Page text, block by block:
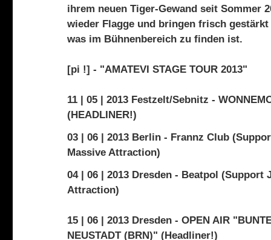
ihrem neuen Tiger-Gewand seit Sommer
wieder Flagge und bringen frisch
was im Bühnenbereich zu finden ist.
[pi !] - "AMATEVI STAGE TOUR 2013"
11 | 05 | 2013 Festzelt/Sebnitz -
(HEADLINER!)
03 | 06 | 2013 Berlin - Frannz Club
Massive Attraction)
04 | 06 | 2013 Dresden - Beatpol (Support
Attraction)
15 | 06 | 2013 Dresden - OPEN AIR
NEUSTADT (BRN)" (Headliner!)